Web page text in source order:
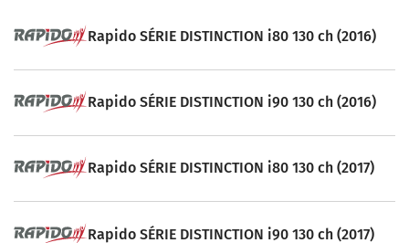
Rapido SÉRIE DISTINCTION i80 130 ch (2016)
Rapido SÉRIE DISTINCTION i90 130 ch (2016)
Rapido SÉRIE DISTINCTION i80 130 ch (2017)
Rapido SÉRIE DISTINCTION i90 130 ch (2017)